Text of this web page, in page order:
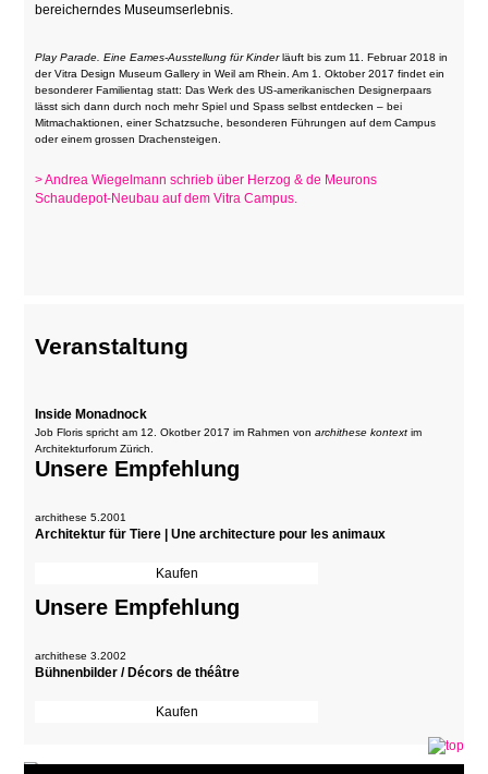
bereicherndes Museumserlebnis.
Play Parade. Eine Eames-Ausstellung für Kinderläuft bis zum 11. Februar 2018 in
der Vitra Design Museum Gallery in Weil am Rhein. Am 1. Oktober 2017 findet ein
besonderer Familientag statt: Das Werk des US-amerikanischen Designerpaars
lässt sich dann durch noch mehr Spiel und Spass selbst entdecken – bei
Mitmachaktionen, einer Schatzsuche, besonderen Führungen auf dem Campus
oder einem grossen Drachensteigen.
> Andrea Wiegelmann schrieb über Herzog & de Meurons
Schaudepot-Neubau auf dem Vitra Campus.
Veranstaltung
Inside Monadnock
Job Floris spricht am 12. Okotber 2017 im Rahmen vonarchithese kontext im
Architekturforum Zürich.
Unsere Empfehlung
archithese 5.2001
Architektur für Tiere | Une architecture pour les animaux
Unsere Empfehlung
archithese 3.2002
Bühnenbilder / Décors de théâtre